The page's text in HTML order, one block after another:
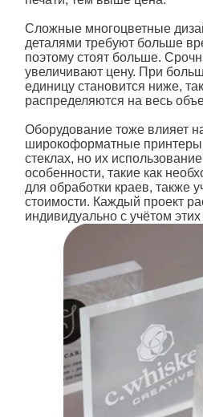
Сложные многоцветные
деталями требуют больше
поэтому стоят больше.
увеличивают цену. При
единицу становится ниже,
распределяются на весь
Оборудование тоже влияет
широкоформатные принтеры
стеклах, но их
особенности, такие как
для обработки краев, также
стоимости. Каждый проект
индивидуально с учётом